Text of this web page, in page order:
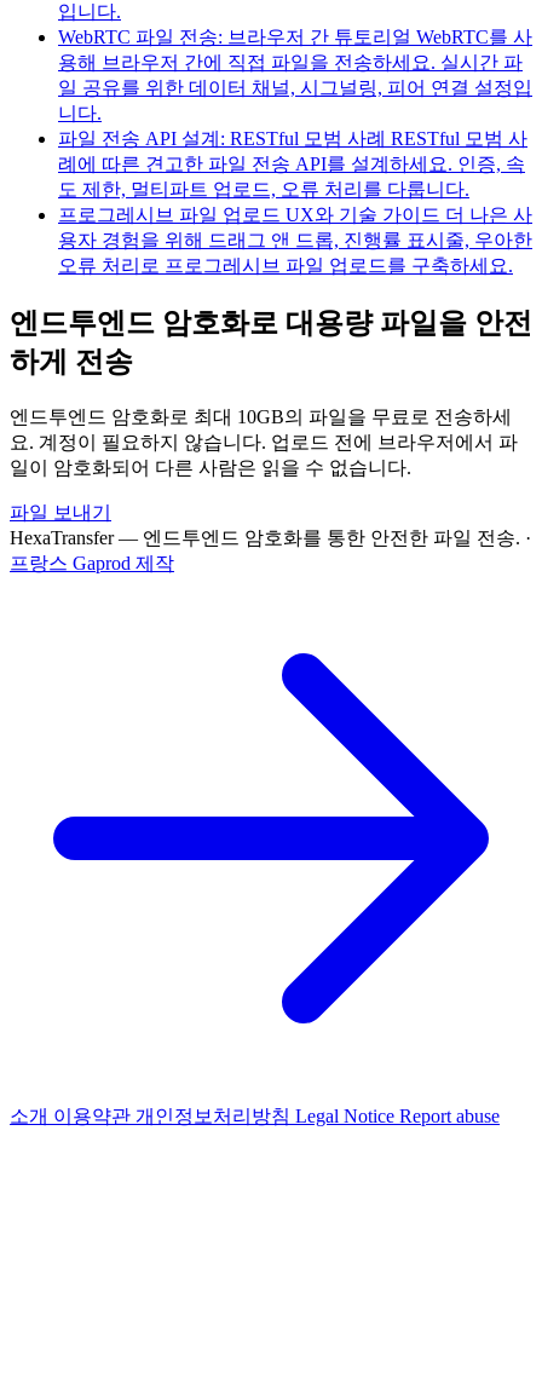
입니다.
WebRTC 파일 전송: 브라우저 간 튜토리얼 WebRTC를 사
용해 브라우저 간에 직접 파일을 전송하세요. 실시간 파
일 공유를 위한 데이터 채널, 시그널링, 피어 연결 설정입
니다.
파일 전송 API 설계: RESTful 모범 사례 RESTful 모범 사
례에 따른 견고한 파일 전송 API를 설계하세요. 인증, 속
도 제한, 멀티파트 업로드, 오류 처리를 다룹니다.
프로그레시브 파일 업로드 UX와 기술 가이드 더 나은 사
용자 경험을 위해 드래그 앤 드롭, 진행률 표시줄, 우아한
오류 처리로 프로그레시브 파일 업로드를 구축하세요.
엔드투엔드 암호화로 대용량 파일을 안전
하게 전송
엔드투엔드 암호화로 최대 10GB의 파일을 무료로 전송하세
요. 계정이 필요하지 않습니다. 업로드 전에 브라우저에서 파
일이 암호화되어 다른 사람은 읽을 수 없습니다.
파일 보내기
HexaTransfer — 엔드투엔드 암호화를 통한 안전한 파일 전송. ·
프랑스 Gaprod 제작
소개 이용약관 개인정보처리방침 Legal Notice Report abuse